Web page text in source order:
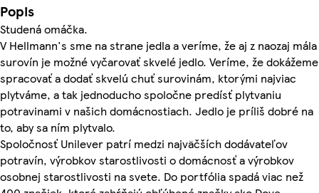
Popis
Studená omáčka.
V Hellmann's sme na strane jedla a veríme, že aj z naozaj mála
surovín je možné vyčarovať skvelé jedlo. Veríme, že dokážeme
spracovať a dodať skvelú chuť surovinám, ktorými najviac
plytváme, a tak jednoducho spoločne predísť plytvaniu
potravinami v našich domácnostiach. Jedlo je príliš dobré na
to, aby sa ním plytvalo.
Spoločnosť Unilever patrí medzi najväčších dodávateľov
potravín, výrobkov starostlivosti o domácnosť a výrobkov
osobnej starostlivosti na svete. Do portfólia spadá viac než